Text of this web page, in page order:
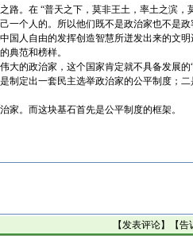
。在 “普天之下，莫非王土，率土之滨，
一个人的。所以他们既不是政治家也不是政
人自由的发挥创造智慧所迸发出来的文明
典范和榜样。
的政治家，这个国家肯定就不具备发展的“
定出一套民主选举政治家的公平制度；二
。而这块基石首先是公平制度的框架。
【发表评论】【告